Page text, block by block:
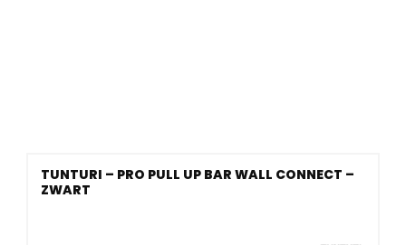
TUNTURI – PRO PULL UP BAR WALL CONNECT –
ZWART